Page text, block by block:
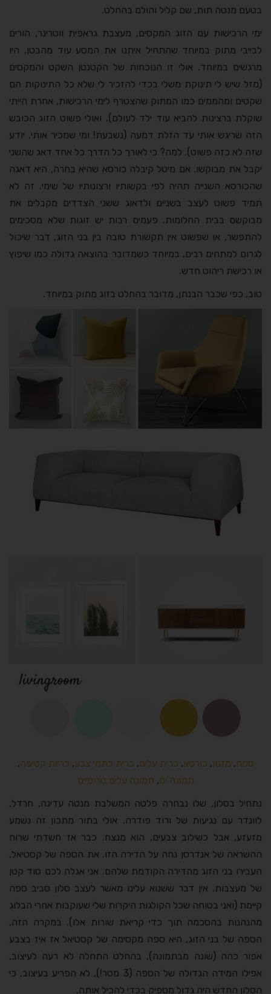
בטעם מנטה תות, שם קליל והולם בהחלט.
ימי הרכישות עם הזוג המקסים, מעצבת גראפית ווטרינר, הורים
לבייבי מתוק במיוחד שהתחיל איתנו את המסע עוד מהבטן, היו
מרגשים במיוחד. אולי זו הנוכחות של הקטנטן השקט והמקסים
(מזל שיש לי תינוקת משלי בכדי להזכיר לי שלא כל התינוקות הם
שקטים ומהממים כמו המתוק שהצטרף לימי הרכישות, אחרת הייתי
שוקלת ברצינות להביא עוד ילד לעולם). ואולי פשוט הזוג הכובש
הזה שריגש אותי עד הזלת דמעה (נשבעת! ומי שמכיר אותי, יודע
שזה לא כזה פשוט). למה? כי לאורך כל הדרך כל אחד דאג שהשני
יקבל את מבוקשו. אם מיטל קיבלה כורסא שהיא בחרה, היא דאגה
שהכורסא השנייה תהיה לפי בקשותיו ורצונותיו של שימי. זה לא
תמיד פשוט לעצב בשניים ולדאוג ששני הצדדים מקבלים את
מבוקשם בבית החלומות. פעמים רבות יש זוגות שלא מסכימים
להתפשר, או שפשוט אין תקשורת טובה בין בני הזוג, דבר שיכול
לגרום למתחים רבים, במיוחד כשמדובר בהוצאה גדולה כמו שיפוץ
או רכישת ריהוט חדש.
טוב, כפי שכבר הבנתן, מדובר בהחלט בזוג מתוק במיוחד.
ספה, מזנון, כורסא, כרית עלים, כרית כתמי צבע, כריות קטיפה,
תמונה ים, תמונה עלים טרופיים
נתחיל בסלון, שלו נבחרה פלטה המשלבת מנטה עדינה, חרדל,
לוונדר עם נגיעות של ורוד פודרה. אולי בתור מתכון זה נשמע
מזעזע, אבל כשילוב צבעים, הוא מנצח. כבר אז חשדתי שרוח
ההשראה של אנדרסן נחה על הדירה הזו. את הספה של קסטיאל,
העבירו בני הזוג מהדירה הקודמת שלהם. אני אגלה לכם סוד קטן
של מעצבות. אין דבר ששנוא עלינו מאשר לעצב סלון סביב ספה
קיימת (ואני בטוחה שכל הקולגות היקרות שלי שעוקבות אחרי הבלוג
מהנהנות בהסכמה תוך כדי קריאת שורות אלו). במקרה הזה,
הספה של בני הזוג, היא ספה מקסימה של קסטיאל אז איז בצבע
אפור כהה (שונה מבתמונה), בהחלט התחלה לא רעה לעיצוב,
אפילו המידה הגדולה של הספה (3 מטר!), לא הפריע בעיצוב, כי
הסלון החדש היה גדול מספיק בכדי להכיל אותה.